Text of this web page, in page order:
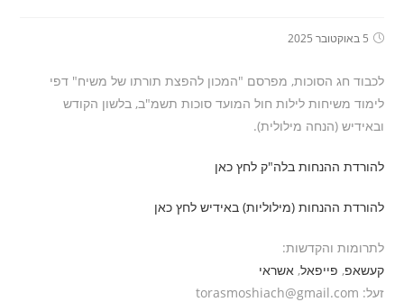
5 באוקטובר 2025
לכבוד חג הסוכות, מפרסם "המכון להפצת תורתו של משיח" דפי
לימוד משיחות לילות חול המועד סוכות תשמ"ב, בלשון הקודש
ובאידיש (הנחה מילולית).
להורדת ההנחות בלה"ק לחץ כאן
להורדת ההנחות (מילוליות) באידיש לחץ כאן
לתרומות והקדשות:
קעשאפ, פייפאל, אשראי
זעל: torasmoshiach@gmail.com